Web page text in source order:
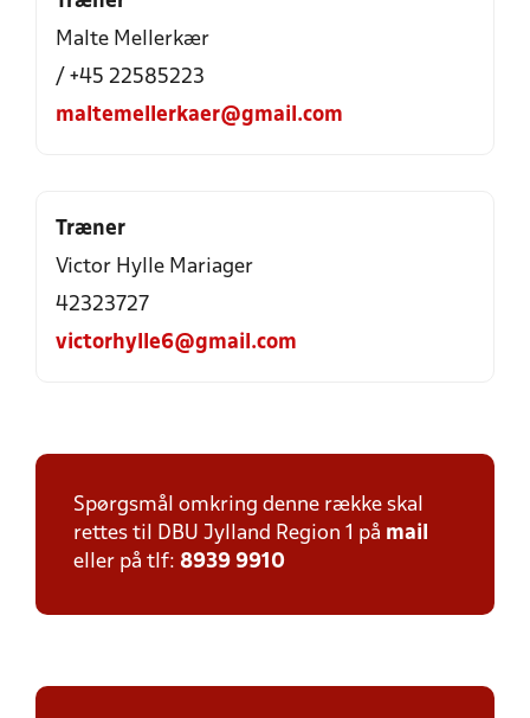
Malte Mellerkær
/ +45 22585223
maltemellerkaer@gmail.com
Træner
Victor Hylle Mariager
42323727
victorhylle6@gmail.com
Spørgsmål omkring denne række skal
rettes til DBU Jylland Region 1 på mail
eller på tlf: 8939 9910